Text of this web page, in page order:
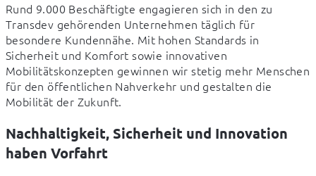
Rund 9.000 Beschäftigte engagieren sich in den zu
Transdev gehörenden Unternehmen täglich für
besondere Kundennähe. Mit hohen Standards in
Sicherheit und Komfort sowie innovativen
Mobilitätskonzepten gewinnen wir stetig mehr Menschen
für den öffentlichen Nahverkehr und gestalten die
Mobilität der Zukunft.
Nachhaltigkeit, Sicherheit und Innovation
haben Vorfahrt